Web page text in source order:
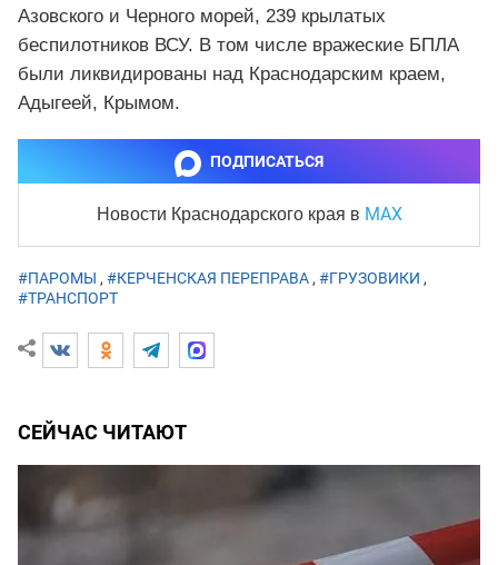
Азовского и Черного морей, 239 крылатых
беспилотников ВСУ. В том числе вражеские БПЛА
были ликвидированы над Краснодарским краем,
Адыгеей, Крымом.
ПОДПИСАТЬСЯ
Новости Краснодарского края в MAX
#ПАРОМЫ , #КЕРЧЕНСКАЯ ПЕРЕПРАВА, #ГРУЗОВИКИ ,
#ТРАНСПОРТ
СЕЙЧАС ЧИТАЮТ